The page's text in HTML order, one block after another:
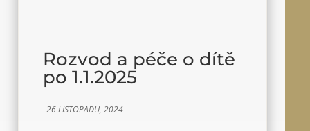
Rozvod a péče o dítě
po 1.1.2025
26 LISTOPADU, 2024